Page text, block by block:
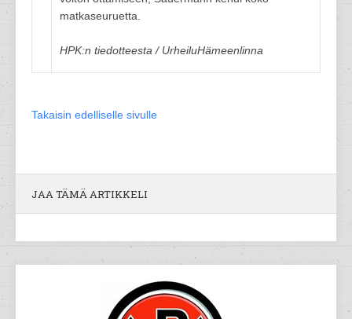
matkaseuruetta.
HPK:n tiedotteesta / UrheiluHämeenlinna
Takaisin edelliselle sivulle
JAA TÄMÄ ARTIKKELI